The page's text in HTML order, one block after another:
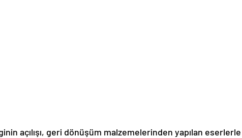
açılışı, geri dönüşüm malzemelerinden yapılan eserlerle